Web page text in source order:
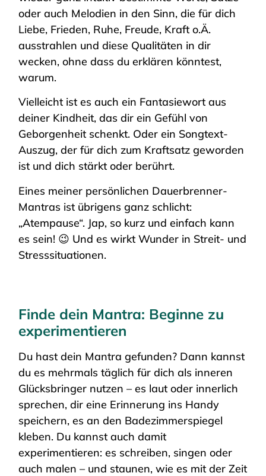
oder auch Melodien in den Sinn, die für dich
Liebe, Frieden, Ruhe, Freude, Kraft o.Ä.
ausstrahlen und diese Qualitäten in dir
wecken, ohne dass du erklären könntest,
warum.
Vielleicht ist es auch ein Fantasiewort aus
deiner Kindheit, das dir ein Gefühl von
Geborgenheit schenkt. Oder ein Songtext-
Auszug, der für dich zum Kraftsatz geworden
ist und dich stärkt oder berührt.
Eines meiner persönlichen Dauerbrenner-
Mantras ist übrigens ganz schlicht:
„Atempause“. Jap, so kurz und einfach kann
es sein! 😉 Und es wirkt Wunder in Streit- und
Stresssituationen.
Finde dein Mantra: Beginne zu
experimentieren
Du hast dein Mantra gefunden? Dann kannst
du es mehrmals täglich für dich als inneren
Glücksbringer nutzen – es laut oder innerlich
sprechen, dir eine Erinnerung ins Handy
speichern, es an den Badezimmerspiegel
kleben. Du kannst auch damit
experimentieren: es schreiben, singen oder
auch malen – und staunen, wie es mit der Zeit